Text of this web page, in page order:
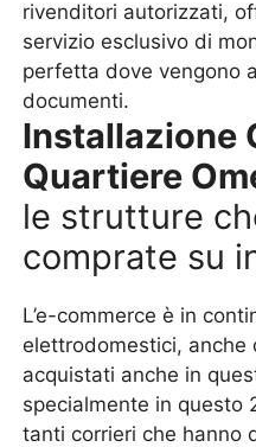
rivenditori autorizzati,
servizio esclusivo di
perfetta dove vengono
documenti.
Installazione
Quartiere
le strutture
comprate su
L’e-commerce è in
elettrodomestici, anche
acquistati anche in
specialmente in questo
tanti corrieri che hanno